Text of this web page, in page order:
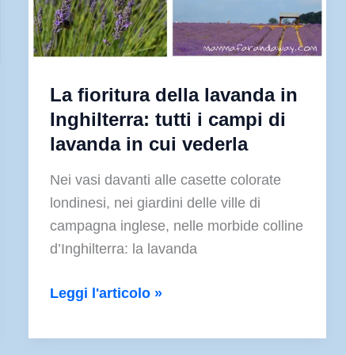
La fioritura della lavanda in
Inghilterra: tutti i campi di
lavanda in cui vederla
Nei vasi davanti alle casette colorate
londinesi, nei giardini delle ville di
campagna inglese, nelle morbide colline
d’Inghilterra: la lavanda
La
della
Leggi l'articolo »